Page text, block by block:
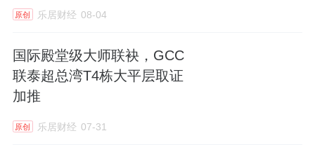
原创 乐居财经 08-04
国际殿堂级大师联袂，GCC
联泰超总湾T4栋大平层取证
加推
原创 乐居财经 07-31